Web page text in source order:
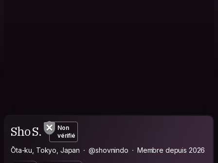
Sho S.
Non
vérifié
Ōta-ku, Tokyo, Japan @shovnindo Membre depuis 2026